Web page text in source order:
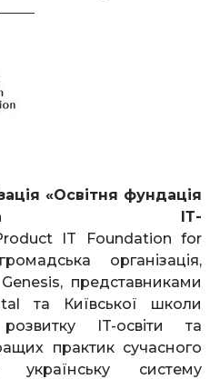
«Освітня фундація
ІТ» та ІТ-
IT Foundation for
організація,
представниками
та Київської школи
IT-освіти та
практик сучасного
українську систему